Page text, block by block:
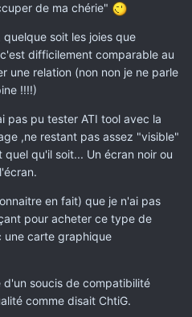
de ma chérie"
soit les joies que
difficilement comparable au
une relation (non non je ne parle
!!!!)
pas pu tester ATI tool avec la
,ne restant pas assez "visible"
qu'il soit... Un écran noir ou
en fait) que je n'ai pas
pour acheter ce type de
une carte graphique
soucis de compatibilité
comme disait ChtiG.